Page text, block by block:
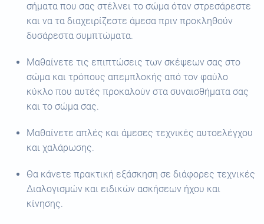
σήματα που σας στέλνει το σώμα όταν στρεσάρεστε
και να τα διαχειρίζεστε άμεσα πριν προκληθούν
δυσάρεστα συμπτώματα.
Μαθαίνετε τις επιπτώσεις των σκέψεων σας στο
σώμα και τρόπους απεμπλοκής από τον φαύλο
κύκλο που αυτές προκαλούν στα συναισθήματα σας
και το σώμα σας.
Μαθαίνετε απλές και άμεσες τεχνικές αυτοελέγχου
και χαλάρωσης.
Θα κάνετε πρακτική εξάσκηση σε διάφορες τεχνικές
Διαλογισμών και ειδικών ασκήσεων ήχου και
κίνησης.